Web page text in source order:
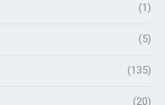
(1)
(5)
(135)
(20)